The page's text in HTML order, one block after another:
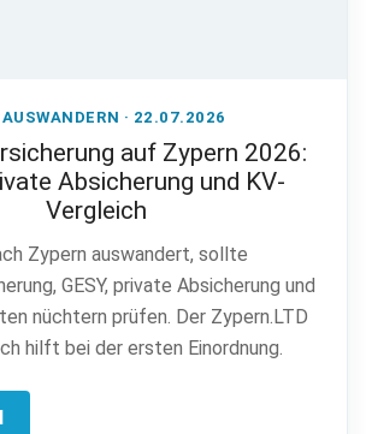
· 22.07.2026
auf Zypern 2026:
Absicherung und KV-
Vergleich
Zypern auswandert, sollte
GESY, private Absicherung und
nüchtern prüfen. Der Zypern.LTD
hilft bei der ersten Einordnung.